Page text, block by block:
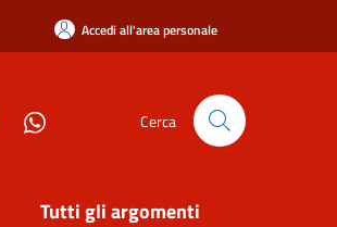
Accedi all'area personale
Cerca
Tutti gli argomenti